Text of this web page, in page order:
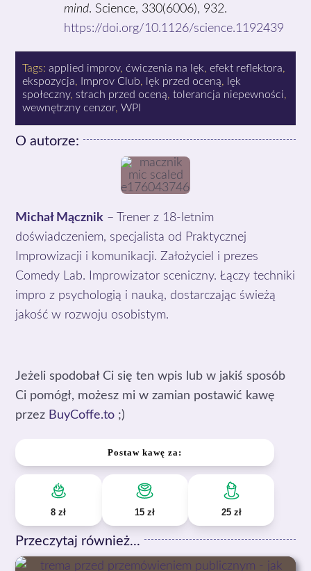
mind. Science, 330(6006), 932.
https://doi.org/10.1126/science.1192439
Tags:applied improv, ćwiczenia na lęk,efekt reflektora,
ekspozycja, Improv Club, lęk przed oceną,
lęk
społeczny, strach przed oceną,tolerancja niepewności,
wewnętrzny cenzor,WPI
O autorze:
Michał Mącznik – Trener z 18-letnim
doświadczeniem, specjalista od Praktycznej
Improwizacji i komunikacji. Założyciel i prezes
Comedy Lab. Improwizator sceniczny. Łączy techniki
impro z psychologią i nauką, dostarczając świeżą
jakość w rozwoju osobistym.
Jeżeli spodobał Ci się ten wpis lub w jakiś sposób
Ci pomógł, możesz mi w zamian postawić kawę
przez BuyCoffe.to ;)
Postaw kawę za:
8 zł 15 zł 25 zł
Przeczytaj również...